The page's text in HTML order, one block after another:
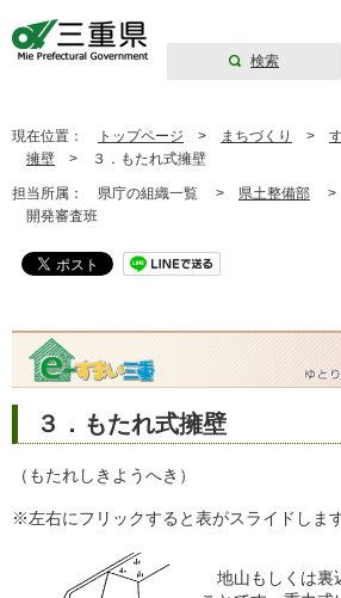
検索
現在位置： トップページ > まちづくり >
擁壁 > ３．もたれ式擁壁
担当所属： 県庁の組織一覧 > 県土整備部 >
開発審査班
３．もたれ式擁壁
（もたれしきようへき）
※左右にフリックすると表がスライドします
地山もしくは裏